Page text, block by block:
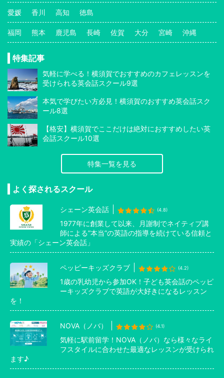
愛媛 香川 高知 徳島
福岡 熊本 鹿児島 長崎 佐賀 大分 宮崎 沖縄
特集記事
気軽に学べる！横須賀でおすすめのカフェレッスンを
受けられる英会話スクール9選
本気で学びたい方必見！横須賀のおすすめ英会話スク
ール8選
【格安】横須賀でここだけは絶対におすすめしたい英
会話スクール10選
特集一覧を見る
よく探されるスクール
シェーン英会話 (4.8)
1977年に創業して以来、月謝制でネイティブ講
師による”本当”の英語の指導を続けている信頼と
実績の「シェーン英会話」
ペッピーキッズクラブ (4.2)
1歳の乳幼児から参加OK！子ども英会話のペッピ
ーキッズクラブで英語が大好きになるレッスン
を！
NOVA（ノバ） (4.1)
気軽に駅前留学！NOVA（ノバ）なら様々なライ
フスタイルに合わせた最適なレッスンが受けられ
ます♪